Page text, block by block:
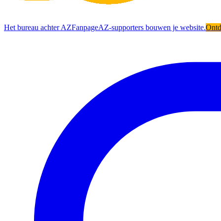
Het bureau achter AZFanpageAZ-supporters bouwen je website.